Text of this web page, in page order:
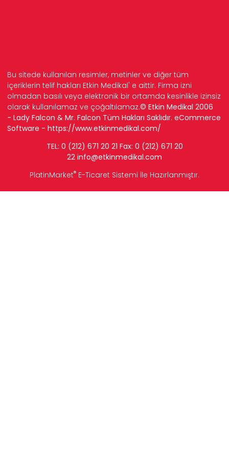
Bu sitede kullanılan resimler, metinler ve diğer tüm
içeriklerin telif hakları Etkin Medikal' e aittir. Firma izni
olmadan basılı veya elektronik bir ortamda kesinlikle izinsiz
olarak kullanılamaz ve çoğaltılamaz.© Etkin Medikal 2006
- Lady Falcon & Mr. Falcon Tüm Hakları Saklıdır. eCommerce
Software - https://www.etkinmedikal.com/
TEL: 0 (212) 671 20 21 Fax: 0 (212) 671 20
22 info@etkinmedikal.com
PlatinMarket® E-Ticaret Sistemi İle Hazırlanmıştır.